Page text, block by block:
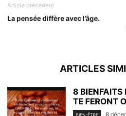
Article précédent
La pensée diffère avec l’âge.
ARTICLES
8 BIENFAITS
TE FERONT
BIEN-ÊTRE 8